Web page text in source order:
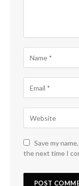
Save my
the next time I